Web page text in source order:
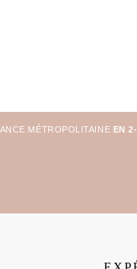
MÉTROPOLITAINE EN